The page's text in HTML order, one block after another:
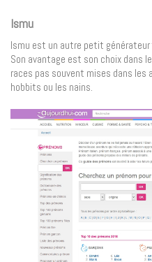
Ismu
Ismu est un autre petit
Son avantage est son choix dans
races pas souvent mises dans
hobbits ou les nains.